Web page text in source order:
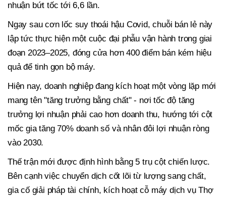
nhuận bứt tốc tới 6,6 lần.
Ngay sau cơn lốc suy thoái hậu Covid, chuỗi bán lẻ này
lập tức thực hiện một cuộc đại phẫu vận hành trong giai
đoạn 2023–2025, đóng cửa hơn 400 điểm bán kém hiệu
quả để tinh gọn bộ máy.
Hiện nay, doanh nghiệp đang kích hoạt một vòng lặp mới
mang tên "tăng trưởng bằng chất" - nơi tốc độ tăng
trưởng lợi nhuận phải cao hơn doanh thu, hướng tới cột
mốc gia tăng 70% doanh số và nhân đôi lợi nhuận ròng
vào 2030.
Thế trận mới được định hình bằng 5 trụ cột chiến lược.
Bên cạnh việc chuyển dịch cốt lõi từ lượng sang chất,
gia cố giải pháp tài chính, kích hoạt cỗ máy dịch vụ Thợ